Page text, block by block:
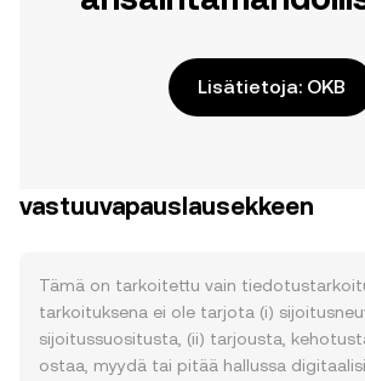
Lisätietoja: OKB
vastuuvapauslausekkeen
Tämä on tarkoitettu vain
tarkoituksena ei ole tarjota (i)
sijoitussuositusta, (ii) tarjousta,
ostaa, myydä tai pitää hallussa